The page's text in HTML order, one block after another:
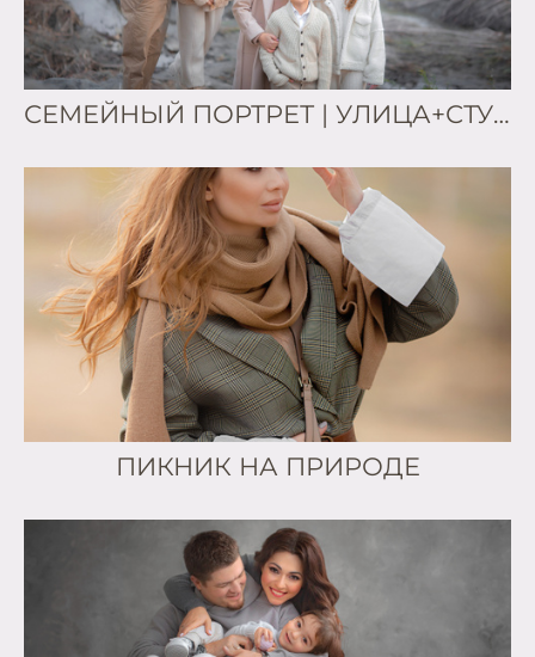
СЕМЕЙНЫЙ ПОРТРЕТ | УЛИЦА+СТУДИЯ
ПИКНИК НА ПРИРОДЕ